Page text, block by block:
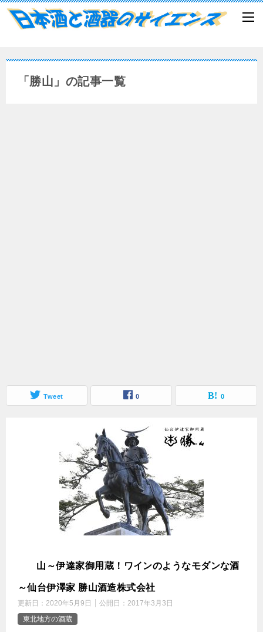
「勝山」の記事一覧
Tweet 0 0
山～伊達家御用蔵！ワインのようなモダンな酒
～仙台伊澤家 勝山酒造株式会社
更新日： 2020年5月9日 公開日： 2017年3月3日
東北地方の酒蔵